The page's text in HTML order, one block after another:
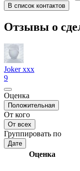
В список контактов
Отзывы о
Joker xxx
9
Оценка
Положительная
От кого
От всех
Группировать по
Дате
Оценка